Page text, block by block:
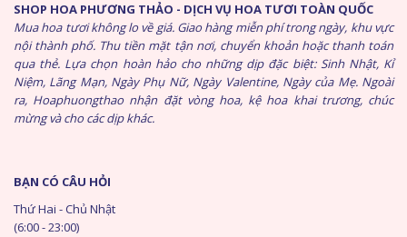
SHOP HOA PHƯƠNG THẢO - DỊCH VỤ HOA TƯƠI TOÀN QUỐC
Mua hoa tươi không lo về giá. Giao hàng miễn phí trong ngày, khu vực
nội thành phố. Thu tiền mặt tận nơi, chuyển khoản hoặc thanh toán
qua thẻ. Lựa chọn hoàn hảo cho những dịp đặc biệt: Sinh Nhật, Kỉ
Niệm, Lãng Mạn, Ngày Phụ Nữ, Ngày Valentine, Ngày của Mẹ. Ngoài
ra, Hoaphuongthao nhận đặt vòng hoa, kệ hoa khai trương, chúc
mừng và cho các dịp khác.
BẠN CÓ CÂU HỎI
Thứ Hai - Chủ Nhật
(6:00 - 23:00)